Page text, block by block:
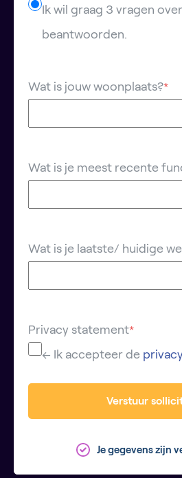
Ik wil graag 3 vragen
beantwoorden.
Wat is jouw woonplaats?*
Wat is je meest recente
Wat is je laatste/ huidige
Privacy statement*
← Ik accepteer de
Verstuur
Je gegevens zijn